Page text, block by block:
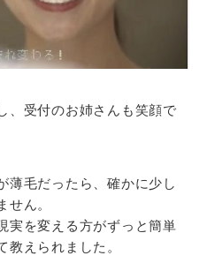
、受付のお姉さんも笑顔で
薄毛だったら、確かに少し
せん。
実を変える方がずっと簡単
教えられました。